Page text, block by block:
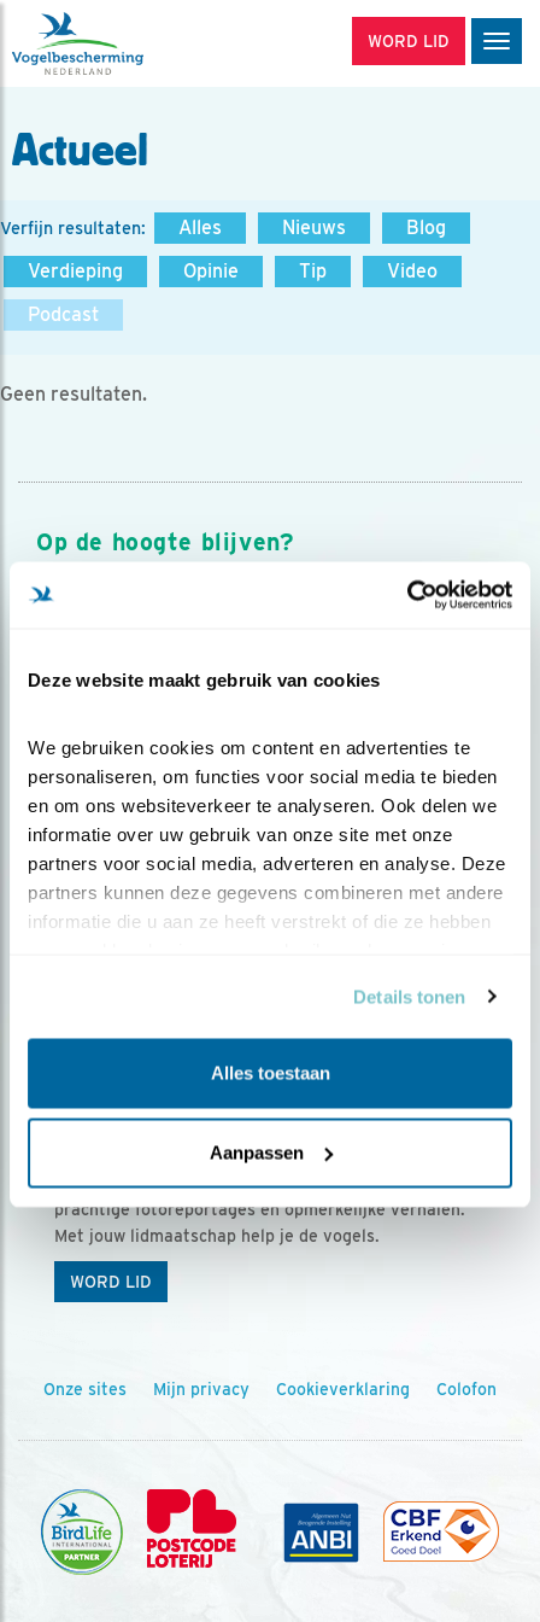
Deze website maakt gebruik van cookies
We gebruiken cookies om content en advertenties te
personaliseren, om functies voor social media te bieden
en om ons websiteverkeer te analyseren. Ook delen we
informatie over uw gebruik van onze site met onze
partners voor social media, adverteren en analyse. Deze
partners kunnen deze gegevens combineren met andere
informatie die u aan ze heeft verstrekt of die ze hebben
Details tonen
Alles toestaan
Aanpassen
WORD LID
Actueel
Verfijn resultaten: Alles Nieuws
Blog
Verdieping
Opinie Tip
Video
Podcast
Geen resultaten.
Op de hoogte blijven?
Meld je aan en ontvang nieuws, inspiratie, acties en tips
over vogels en activiteiten van Vogelbescherming.
Ontvang 5 x Vogels voor € 36,00 per jaar
Vogels is het tijdschrift voor onze leden, met
prachtige fotoreportages en opmerkelijke verhalen.
Met jouw lidmaatschap help je de vogels.
WORD LID
Onze sites Mijn privacy Cookieverklaring Colofon